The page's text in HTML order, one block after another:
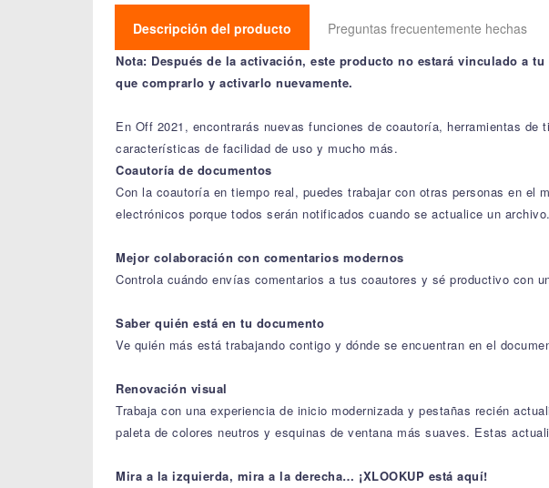
Descripción del producto Preguntas frecuentemente hechas
Nota: Después de la activación, este producto no estará vinculado a
que comprarlo y activarlo nuevamente.
En Off 2021, encontrarás nuevas funciones de coautoría, herramientas
características de facilidad de uso y mucho más.
Coautoría de documentos
Con la coautoría en tiempo real, puedes trabajar con otras personas en
electrónicos porque todos serán notificados cuando se actualice un archivo.
Mejor colaboración con comentarios modernos
Controla cuándo envías comentarios a tus coautores y sé productivo con
Saber quién está en tu documento
Ve quién más está trabajando contigo y dónde se encuentran en el
Renovación visual
Trabaja con una experiencia de inicio modernizada y pestañas recién
paleta de colores neutros y esquinas de ventana más suaves. Estas
Mira a la izquierda, mira a la derecha… ¡XLOOKUP está aquí!